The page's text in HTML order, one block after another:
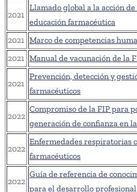
2021
Llamado global a la acción
educación farmacéutica
2021 Marco de competencias
2021 Manual de vacunación de la
2021
Prevención, detección y
farmacéuticos
2022
Compromiso de la FIP para
generación de confianza en
2022
Enfermedades respiratorias
farmacéuticos
2022
Guía de referencia de
para el desarrollo